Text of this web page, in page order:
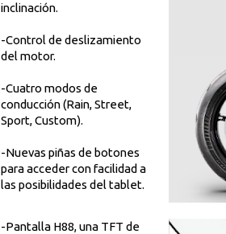
inclinación.
-Control de deslizamiento
del motor.
-Cuatro modos de
conducción (Rain, Street,
Sport, Custom).
-Nuevas piñas de botones
para acceder con facilidad a
las posibilidades del tablet.
-Pantalla H88, una TFT de